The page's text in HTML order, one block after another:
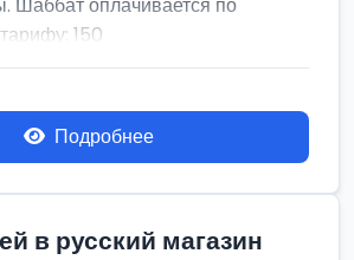
150
Подробнее
в русский магазин